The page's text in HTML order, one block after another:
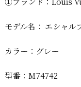
モデル名： エシャル
カラー：グレー
型番：M74742